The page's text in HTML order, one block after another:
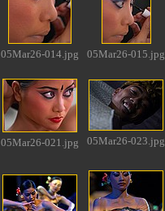
05Mar26-014.jpg 05Mar26-015.jpg
05Mar26-021.jpg
05Mar26-023.jpg